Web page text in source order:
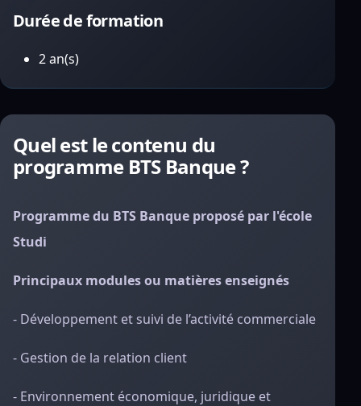
Durée de formation
2 an(s)
Quel est le contenu du
programme BTS Banque ?
Programme du BTS Banque proposé par l'école
Studi
Principaux modules ou matières enseignés
- Développement et suivi de l’activité commerciale
- Gestion de la relation client
- Environnement économique, juridique et